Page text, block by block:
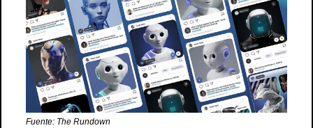
Fuente: The Rundown